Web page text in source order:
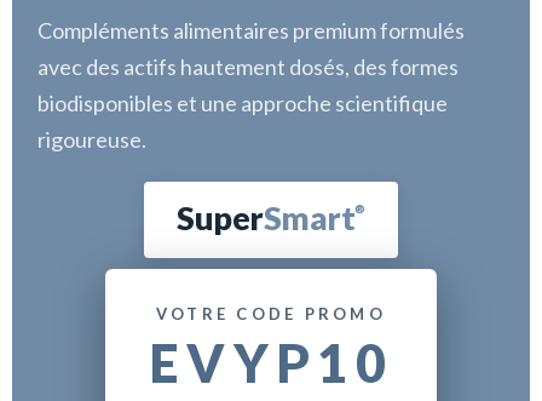
Compléments alimentaires premium formulés
avec des actifs hautement dosés, des formes
biodisponibles et une approche scientifique
rigoureuse.
SuperSmart®
VOTRE CODE PROMO
EVYP10